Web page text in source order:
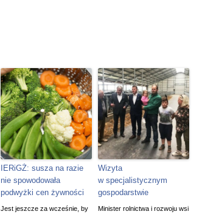
IERiGŻ: susza na razie
nie spowodowała
podwyżki cen żywności
Jest jeszcze za wcześnie, by
Wizyta
w specjalistycznym
gospodarstwie
Minister rolnictwa i rozwoju wsi